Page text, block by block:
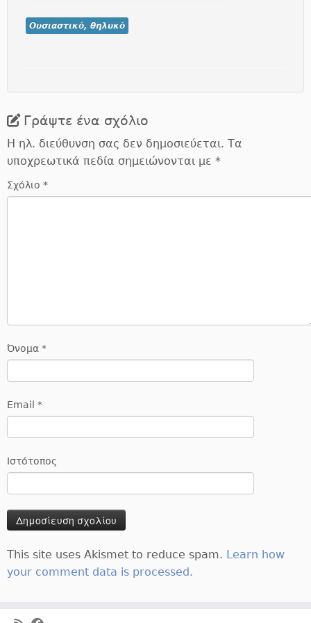
Ουσιαστικό, θηλυκό
Γράψτε ένα σχόλιο
Η ηλ. διεύθυνση σας δεν δημοσιεύεται. Τα
υποχρεωτικά πεδία σημειώνονται με *
Σχόλιο *
Όνομα *
Email *
Ιστότοπος
This site uses Akismet to reduce spam. Learn how
your comment data is processed.